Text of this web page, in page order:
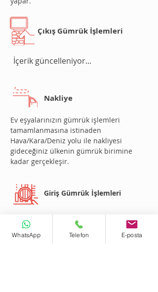
Çıkış Gümrük İşlemleri
İçerik güncelleniyor...
Nakliye
Ev eşyalarınızın gümrük işlemleri
tamamlanmasına istinaden
Hava/Kara/Deniz yolu ile nakliyesi
gideceğiniz ülkenin gümrük birimine
kadar gerçekleşir.
Giriş Gümrük İşlemleri
Gümrük Vergilerinden Muaf Olarak
Kullanılmış Ev Eşyası İthali Gümrük
vergilerinden muaf olarak kullanılmış ev
WhatsApp Telefon E-posta